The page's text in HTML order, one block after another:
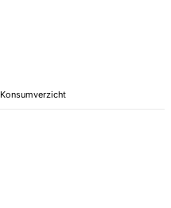
Konsumverzicht